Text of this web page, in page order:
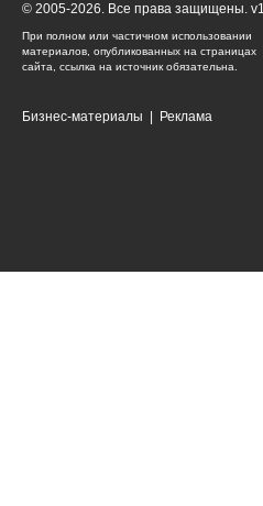
© 2005-2026. Все права защищены. v1
При полном или частичном использовании
материалов, опубликованных на страницах
сайта, ссылка на источник обязательна.
Бизнес-материалы Реклама